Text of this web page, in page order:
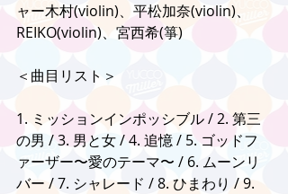
ャー木村(violin)、平松加奈(violin)、
REIKO(violin)、宮西希(箏)
＜曲目リスト＞
1. ミッションインポッシブル / 2. 第三
の男 / 3. 男と女 / 4. 追憶 / 5. ゴッドフ
ァーザー〜愛のテーマ〜 / 6. ムーンリ
バー / 7. シャレード / 8. ひまわり / 9.